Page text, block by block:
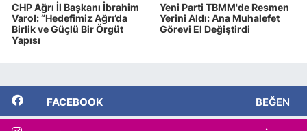
CHP Ağrı İl Başkanı İbrahim
Varol: “Hedefimiz Ağrı’da
Birlik ve Güçlü Bir Örgüt
Yapısı
Yeni Parti TBMM'de Resmen
Yerini Aldı: Ana Muhalefet
Görevi El Değiştirdi
FACEBOOK BEĞEN